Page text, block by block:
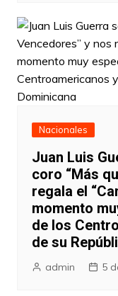
Nacionales
Juan Luis
coro “Más
regala el
momento
de los
de su
admin 5